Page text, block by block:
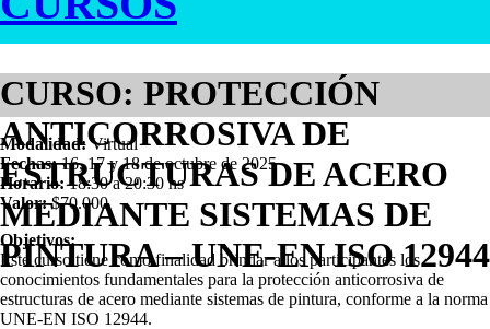
CURSO: PROTECCIÓN
ANTICORROSIVA DE
ESTRUCTURAS DE ACERO
MEDIANTE SISTEMAS DE
PINTURA – UNE-EN ISO 12944
Modalidad:Virtual
Fechas:16, 17 y 18 de octubre de 2025
Horario:18:30 a 20:30 hs
Valor:$70.000
Objetivos:
Este curso tiene como finalidad brindar a los participantes los
conocimientos fundamentales para la protección anticorrosiva de
estructuras de acero mediante sistemas de pintura, conforme a la norma
UNE-EN ISO 12944.